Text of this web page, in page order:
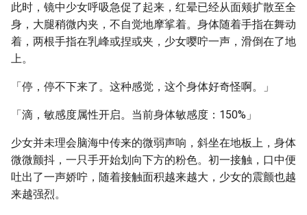
此时，镜中少女呼吸急促了起来，红晕已经从面颊扩散至全
身，大腿稍微内夹，不自觉地摩挲着。身体随着手指在舞动
着，两根手指在乳峰或捏或夹，少女嘤咛一声，滑倒在了地
上。
「停，停不下来了。这种感觉，这个身体好奇怪啊。」
「滴，敏感度属性开启。当前身体敏感度：150%」
少女并未理会脑海中传来的微弱声响，斜坐在地板上，身体
微微颤抖，一只手开始划向下方的粉色。初一接触，口中便
吐出了一声娇咛，随着接触面积越来越大，少女的震颤也越
来越强烈。